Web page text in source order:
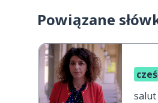
Powiązane
salut